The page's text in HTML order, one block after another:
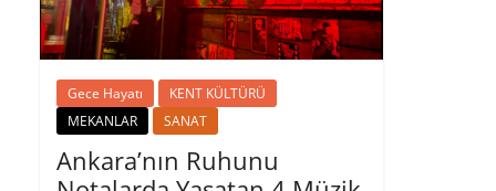
Gece Hayatı
KENT KÜLTÜRÜ
MEKANLAR
SANAT
Ankara’nın Ruhunu